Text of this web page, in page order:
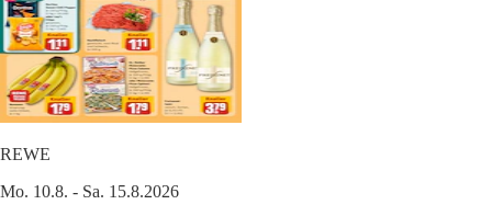
REWE
Mo. 10.8. - Sa. 15.8.2026